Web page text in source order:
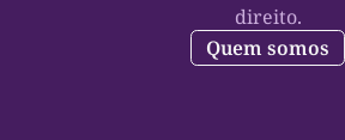
direito.
Quem somos